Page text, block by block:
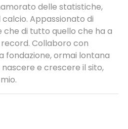
delle statistiche,
Appassionato di
di tutto quello che ha a
Collaboro con
fondazione, ormai lontana
e crescere il sito,